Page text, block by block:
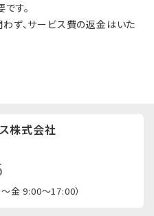
す。
ず、サービス費の返金はいた
株式会社
金 9:00〜17:00）